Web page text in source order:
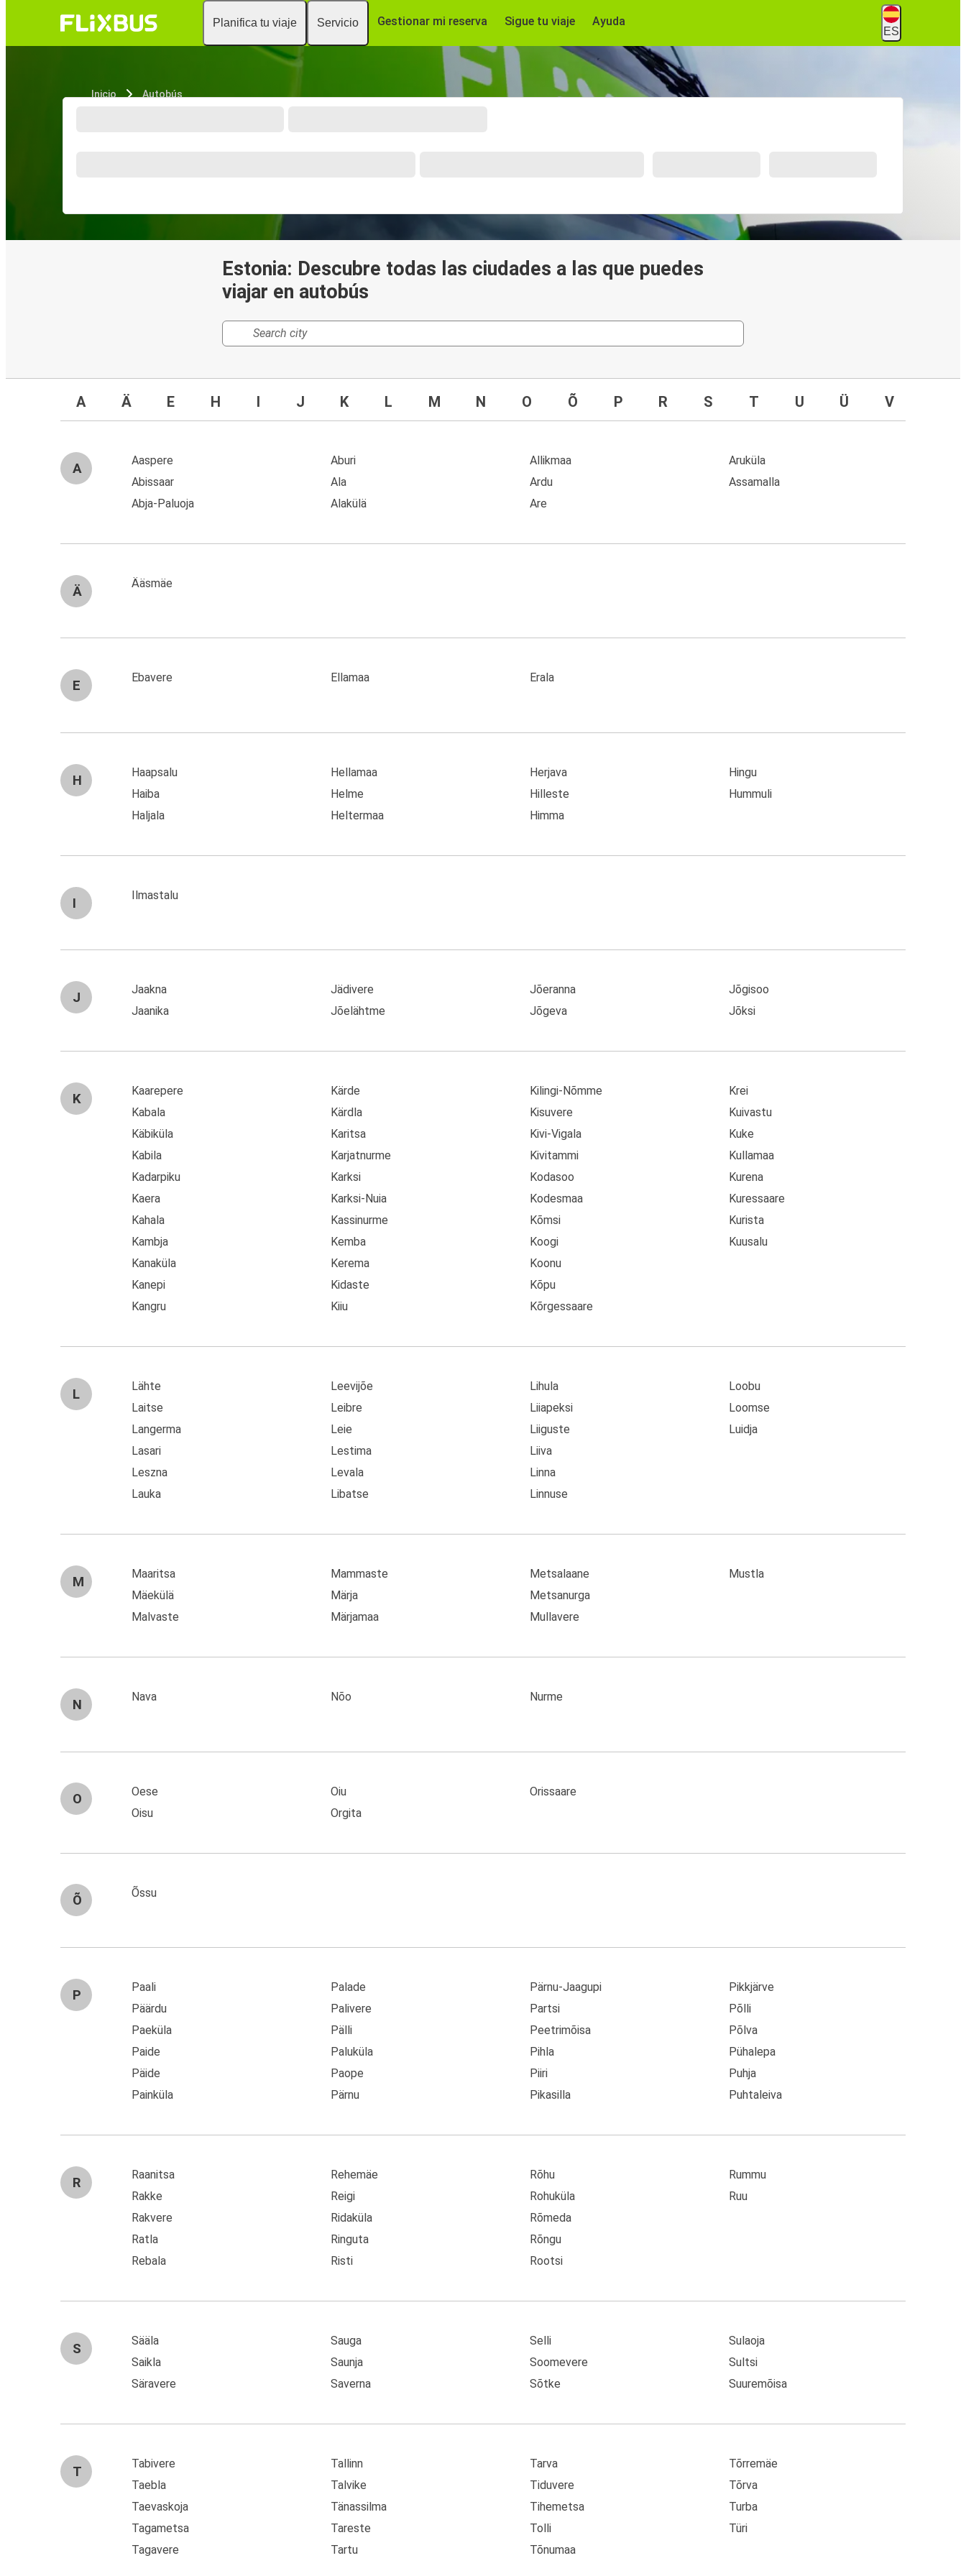
Planifica tu viaje Servicio Gestionar mi reserva Sigue tu viaje Ayuda
ES
Inicio Autobús
Estonia: Descubre todas las ciudades a las que puedes
viajar en autobús
A Ä E H I J K L M N O Õ P R S T U Ü V
A
Aaspere
Abissaar
Abja-Paluoja
Aburi
Ala
Alakülä
Allikmaa
Ardu
Are
Aruküla
Assamalla
Ä
Ääsmäe
E
Ebavere Ellamaa Erala
H
Haapsalu
Haiba
Haljala
Hellamaa
Helme
Heltermaa
Herjava
Hilleste
Himma
Hingu
Hummuli
I
Ilmastalu
J
Jaakna
Jaanika
Jädivere
Jõelähtme
Jõeranna
Jõgeva
Jõgisoo
Jõksi
K
Kaarepere
Kabala
Käbiküla
Kabila
Kadarpiku
Kaera
Kahala
Kambja
Kanaküla
Kanepi
Kangru
Kärde
Kärdla
Karitsa
Karjatnurme
Karksi
Karksi-Nuia
Kassinurme
Kemba
Kerema
Kidaste
Kiiu
Kilingi-Nõmme
Kisuvere
Kivi-Vigala
Kivitammi
Kodasoo
Kodesmaa
Kõmsi
Koogi
Koonu
Kõpu
Kõrgessaare
Krei
Kuivastu
Kuke
Kullamaa
Kurena
Kuressaare
Kurista
Kuusalu
L
Lähte
Laitse
Langerma
Lasari
Leszna
Lauka
Leevijõe
Leibre
Leie
Lestima
Levala
Libatse
Lihula
Liiapeksi
Liiguste
Liiva
Linna
Linnuse
Loobu
Loomse
Luidja
M
Maaritsa
Mäekülä
Malvaste
Mammaste
Märja
Märjamaa
Metsalaane
Metsanurga
Mullavere
Mustla
N
Nava Nõo Nurme
O
Oese
Oisu
Oiu
Orgita
Orissaare
Õ
Õssu
P
Paali
Päärdu
Paeküla
Paide
Päide
Painküla
Palade
Palivere
Pälli
Paluküla
Paope
Pärnu
Pärnu-Jaagupi
Partsi
Peetrimõisa
Pihla
Piiri
Pikasilla
Pikkjärve
Põlli
Põlva
Pühalepa
Puhja
Puhtaleiva
R
Raanitsa
Rakke
Rakvere
Ratla
Rebala
Rehemäe
Reigi
Ridaküla
Ringuta
Risti
Rõhu
Rohuküla
Rõmeda
Rõngu
Rootsi
Rummu
Ruu
S
Sääla
Saikla
Säravere
Sauga
Saunja
Saverna
Selli
Soomevere
Sõtke
Sulaoja
Sultsi
Suuremõisa
T
Tabivere
Taebla
Taevaskoja
Tagametsa
Tagavere
Tallinn
Talvike
Tänassilma
Tareste
Tartu
Tarva
Tiduvere
Tihemetsa
Tolli
Tõnumaa
Tõrremäe
Tõrva
Turba
Türi